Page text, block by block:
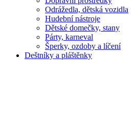
Odrážedla, dětská vozidla
Hudební nástroje
Dětské domečky, stany
Párty, karneval
Šperky, ozdoby a líčení
Deštníky a pláštěnky